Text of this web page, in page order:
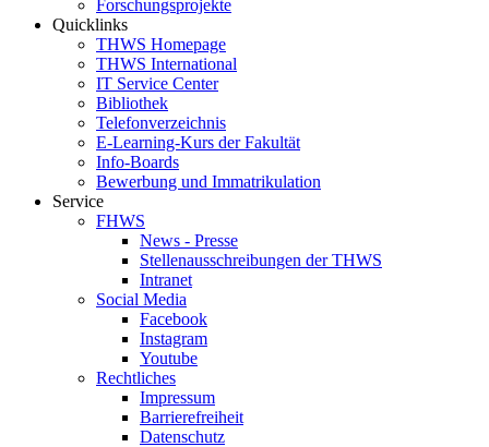
Forschungsprojekte
Quicklinks
THWS Homepage
THWS International
IT Service Center
Bibliothek
Telefonverzeichnis
E-Learning-Kurs der Fakultät
Info-Boards
Bewerbung und Immatrikulation
Service
FHWS
News - Presse
Stellenausschreibungen der THWS
Intranet
Social Media
Facebook
Instagram
Youtube
Rechtliches
Impressum
Barrierefreiheit
Datenschutz